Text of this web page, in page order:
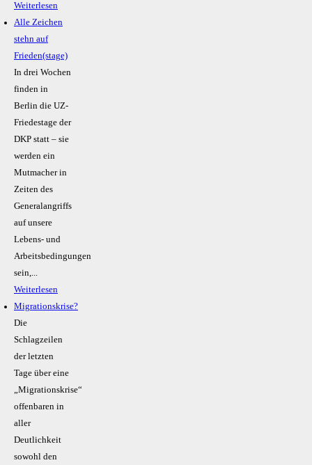
Weiterlesen
Alle Zeichen
stehn auf
Frieden(stage)
In drei Wochen
finden in
Berlin die UZ-
Friedestage der
DKP statt – sie
werden ein
Mutmacher in
Zeiten des
Generalangriffs
auf unsere
Lebens- und
Arbeitsbedingungen
sein,...
Weiterlesen
Migrationskrise?
Die
Schlagzeilen
der letzten
Tage über eine
„Migrationskrise“
offenbaren in
aller
Deutlichkeit
sowohl den